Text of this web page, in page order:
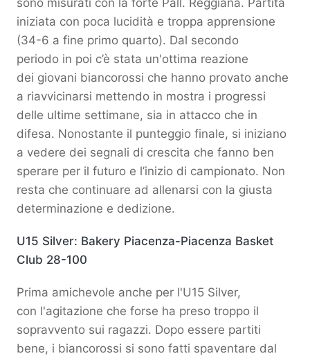
iniziata con poca lucidità e troppa apprensione
(34-6 a fine primo quarto). Dal secondo
periodo in poi c’è stata un'ottima reazione
dei giovani biancorossi che hanno provato anche
a riavvicinarsi mettendo in mostra i progressi
delle ultime settimane, sia in attacco che in
difesa. Nonostante il punteggio finale, si iniziano
a vedere dei segnali di crescita che fanno ben
sperare per il futuro e l’inizio di campionato. Non
resta che continuare ad allenarsi con la giusta
determinazione e dedizione.
U15 Silver: Bakery Piacenza-Piacenza Basket
Club 28-100
Prima amichevole anche per l'U15 Silver,
con l'agitazione che forse ha preso troppo il
sopravvento sui ragazzi. Dopo essere partiti
bene, i biancorossi si sono fatti spaventare dal